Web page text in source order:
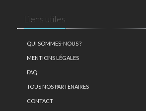
Liens utiles
QUI SOMMES-NOUS ?
MENTIONS LÉGALES
FAQ
TOUS NOS PARTENAIRES
CONTACT